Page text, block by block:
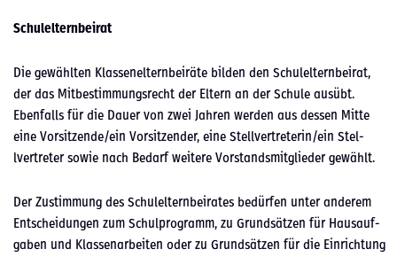
Schulel­tern­beirat
Die gewählten Klassenel­tern­beiräte bilden den Schulel­tern­beirat,
der das Mitbes­tim­mungsrecht der Eltern an der Schule ausübt.
Eben­falls für die Dauer von zwei Jahren wer­den aus dessen Mitte
eine Vorsitzende/ein Vor­sitzen­der, eine Stellvertreterin/ein Stel­
lvertreter sowie nach Bedarf weit­ere Vor­standsmit­glieder gewählt.
Der Zus­tim­mung des Schulel­tern­beirates bedür­fen unter anderem
Entschei­dun­gen zum Schul­pro­gramm, zu Grund­sätzen für Hausauf­
gaben und Klasse­nar­beit­en oder zu Grund­sätzen für die Ein­rich­tung